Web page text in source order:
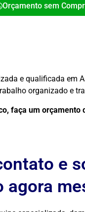
Orçamento sem
e qualificada em
organizado e
faça um
e
agora